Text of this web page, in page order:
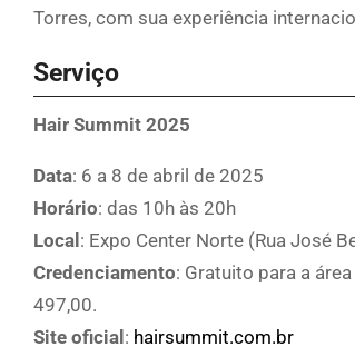
Torres, com sua experiência
Serviço
Hair Summit 2025
Data: 6 a 8 de abril de 2025
Horário: das 10h às 20h
Local : Expo Center Norte (Rua José
Credenciamento: Gratuito para a
497,00.
Site oficial : hairsummit.com.br